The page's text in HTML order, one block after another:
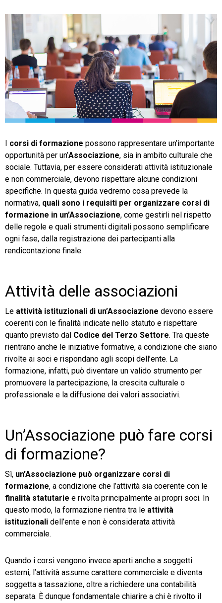
Financial Solutions
HR
Trust Services
TeamSystem Corporate
corsi di formazione possono rappresentare un’importante
opportunità per un’Associazione, sia in ambito culturale che
sociale. Tuttavia, per essere considerati attività istituzionale
e non commerciale, devono rispettare alcune condizioni
specifiche. In questa guida vedremo cosa prevede la
normativa, quali sono i requisiti per organizzare corsi di
formazione in un’Associazione, come gestirli nel rispetto
delle regole e quali strumenti digitali possono semplificare
ogni fase, dalla registrazione dei partecipanti alla
rendicontazione finale.
Attività delle associazioni
Le attività istituzionali di un’Associazione devono essere
coerenti con le finalità indicate nello statuto e rispettare
quanto previsto dal Codice del Terzo Settore. Tra queste
rientrano anche le iniziative formative, a condizione che siano
rivolte ai soci e rispondano agli scopi dell’ente. La
formazione, infatti, può diventare un valido strumento per
promuovere la partecipazione, la crescita culturale o
professionale e la diffusione dei valori associativi.
Un’Associazione può fare corsi
di formazione?
Sì, un’Associazione può organizzare corsi di
formazione, a condizione che l’attività sia coerente con le
finalità statutarie e rivolta principalmente ai propri soci. In
questo modo, la formazione rientra tra le attività
istituzionali dell’ente e non è considerata attività
commerciale.
Quando i corsi vengono invece aperti anche a soggetti
esterni, l’attività assume carattere commerciale e diventa
soggetta a tassazione, oltre a richiedere una contabilità
separata. È dunque fondamentale chiarire a chi è rivolto il